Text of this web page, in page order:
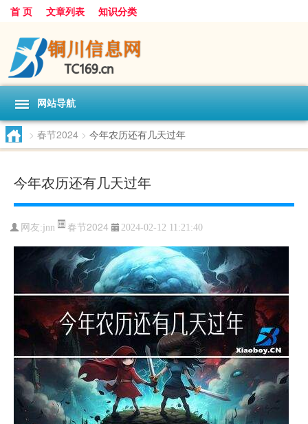
首 页 文章列表 知识分类
网站导航
> 春节2024 > 今年农历还有几天过年
今年农历还有几天过年
网友:jnn 春节2024 2024-02-12 11:21:40